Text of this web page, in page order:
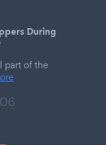
During
part of the